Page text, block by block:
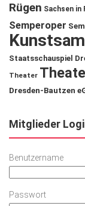
Rügen Sachsen in
Semperoper
Staatsschauspiel
Theater
Dresden-Bautzen
Mitglieder
Benutzername
Passwort